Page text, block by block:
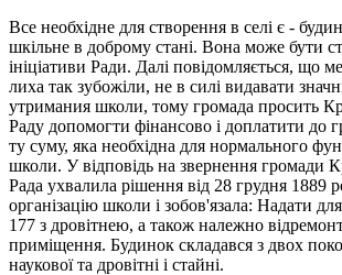
Все необхідне для створення в селі є -
шкільне в доброму стані. Вона може бути
ініціативи Ради. Далі повідомляється, що
лиха так зубожіли, не в силі видавати
утримания школи, тому громада просить
Раду допомогти фінансово і доплатити до
ту суму, яка необхідна для нормального
школи. У відповідь на звернення громади
Рада ухвалила рішення від 28 грудня 1889
організацію школи і зобов'язала: Надати
177 з дровітнею, а також належно
примiщення. Будинок складався з двох
наукової та дровітні і стайні.